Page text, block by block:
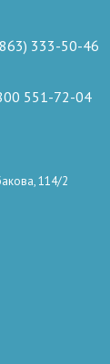
333-50-46
551-72-04
114/2